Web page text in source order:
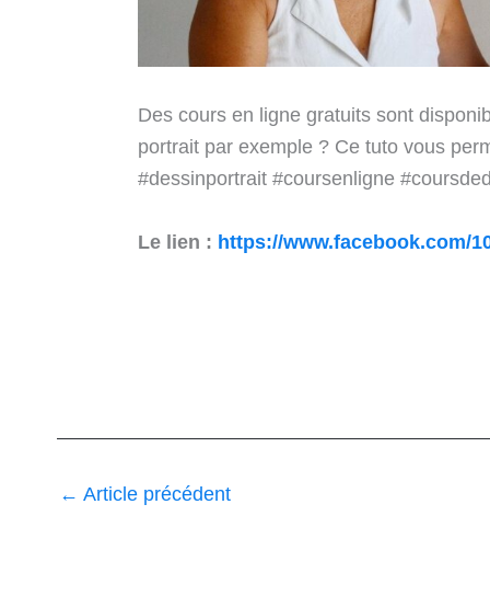
Des cours en ligne gratuits sont
portrait par exemple ? Ce tuto vous
#dessinportrait #coursenligne
Le lien : https://www.facebook.com/
← Article précédent